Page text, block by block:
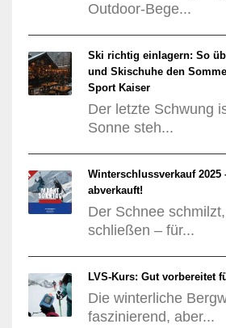
Outdoor-Bege...
Ski richtig einlagern: So
und Skischuhe den
Sport Kaiser
Der letzte Schwung
Sonne steh...
Winterschlussverkauf 2025
abverkauft!
Der Schnee
schließen – für...
LVS-Kurs: Gut vorbereitet
Die winterliche
faszinierend, aber...